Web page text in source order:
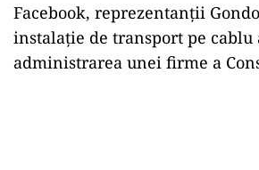
Facebook, reprezentanţii
instalaţie de transport pe cablu
administrarea unei firme a